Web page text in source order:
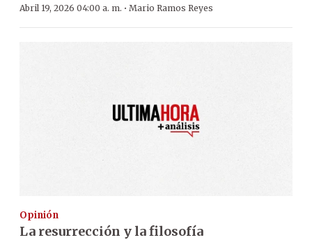
Abril 19, 2026 04:00 a. m. · Mario Ramos Reyes
Opinión
La resurrección y la filosofía